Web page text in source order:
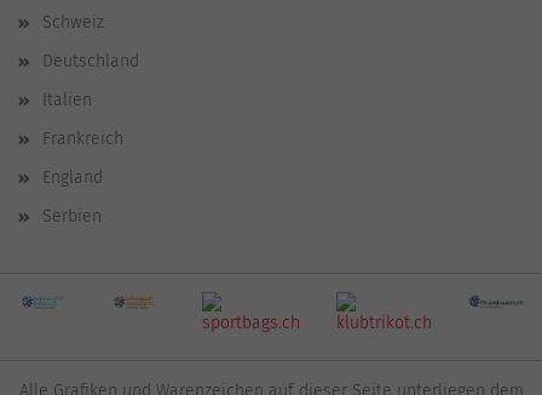
Schweiz
Deutschland
Italien
Frankreich
England
Serbien
Alle Grafiken und Warenzeichen auf dieser Seite unterliegen dem